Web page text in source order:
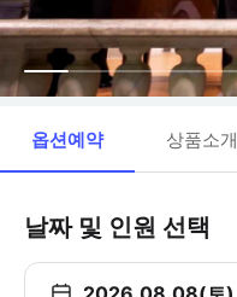
옵션예약 상품소개
날짜 및 인원 선택